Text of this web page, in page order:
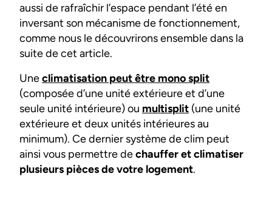
aussi de rafraîchir l’espace pendant l’été en
inversant son mécanisme de fonctionnement,
comme nous le découvrirons ensemble dans la
suite de cet article.
Uneclimatisation peut être mono split
(composée d’une unité extérieure et d’une
seule unité intérieure) ou multisplit (une unité
extérieure et deux unités intérieures au
minimum). Ce dernier système de clim peut
ainsi vous permettre dechauffer et climatiser
plusieurs pièces de votre logement.